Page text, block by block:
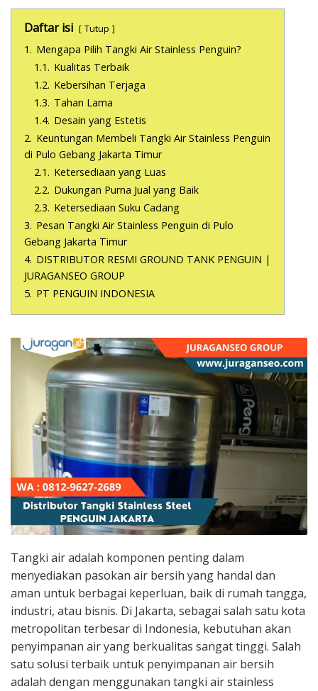
Daftar isi Tutup
1. Mengapa Pilih Tangki Air Stainless Penguin?
1.1. Kualitas Terbaik
1.2. Kebersihan Terjaga
1.3. Tahan Lama
1.4. Desain yang Estetis
2. Keuntungan Membeli Tangki Air Stainless Penguin
di Pulo Gebang Jakarta Timur
2.1. Ketersediaan yang Luas
2.2. Dukungan Purna Jual yang Baik
2.3. Ketersediaan Suku Cadang
3. Pesan Tangki Air Stainless Penguin di Pulo
Gebang Jakarta Timur
4. DISTRIBUTOR RESMI GROUND TANK PENGUIN |
JURAGANSEO GROUP
5. PT PENGUIN INDONESIA
Tangki air adalah komponen penting dalam
menyediakan pasokan air bersih yang handal dan
aman untuk berbagai keperluan, baik di rumah tangga,
industri, atau bisnis. Di Jakarta, sebagai salah satu kota
metropolitan terbesar di Indonesia, kebutuhan akan
penyimpanan air yang berkualitas sangat tinggi. Salah
satu solusi terbaik untuk penyimpanan air bersih
adalah dengan menggunakan tangki air stainless